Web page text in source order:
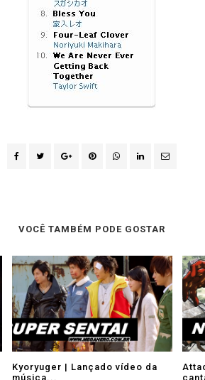
VOCÊ TAMBÉM PODE GOSTAR
Kyoryuger | Lançado vídeo da
música...